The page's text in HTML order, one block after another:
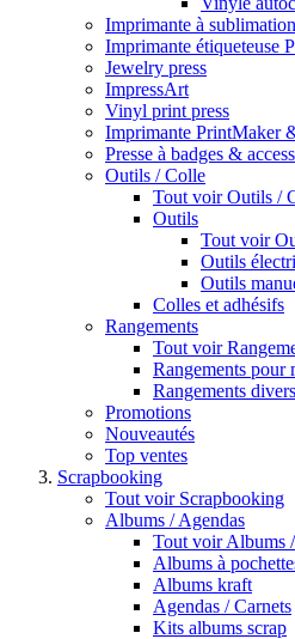
Imprimante à
Imprimante étiqueteuse
Jewelry press
ImpressArt
Vinyl print press
Imprimante PrintMaker
Presse à badges &
Outils / Colle
Tout voir Outils /
Outils
Tout voir
Outils
Outils
Colles et adhésifs
Rangements
Tout voir
Rangements pour
Rangements divers
Promotions
Nouveautés
Top ventes
Scrapbooking
Tout voir Scrapbooking
Albums / Agendas
Tout voir Albums
Albums à
Albums kraft
Agendas / Carnets
Kits albums scrap